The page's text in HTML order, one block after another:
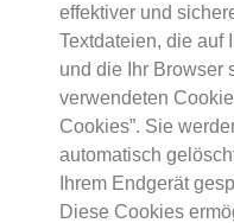
effektiver und
Textdateien, die auf
und die Ihr Browser
verwendeten
Cookies”. Sie
automatisch
Ihrem Endgerät
Diese Cookies